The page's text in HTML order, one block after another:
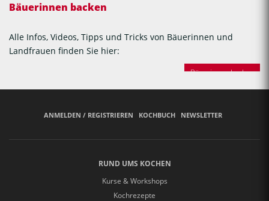
Bäuerinnen backen
Alle Infos, Videos, Tipps und Tricks von Bäuerinnen und
Landfrauen finden Sie hier:
Bäuerinnen backen
ANMELDEN / REGISTRIEREN KOCHBUCH NEWSLETTER
RUND UMS KOCHEN
Kurse & Workshops
Kochrezepte